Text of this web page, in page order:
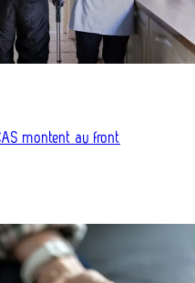
montent au front